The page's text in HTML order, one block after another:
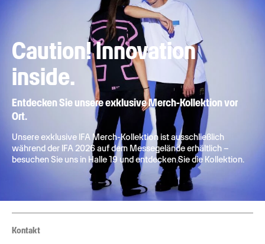
Caution! Innovation
inside.
Entdecken Sie unsere exklusive Merch-Kollektion vor
Ort.
Unsere exklusive IFA Merch-Kollektion ist ausschließlich
während der IFA 2026 auf dem Messegelände erhältlich –
besuchen Sie uns in Halle 19 und entdecken Sie die Kollektion.
Kontakt